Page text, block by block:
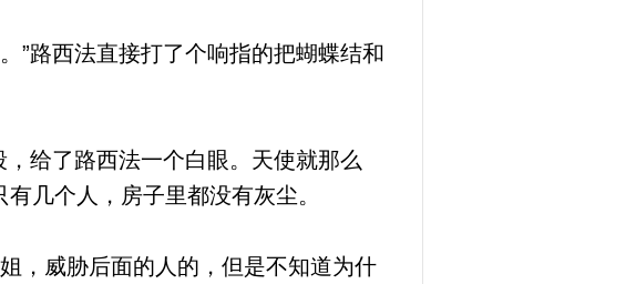
”路西法直接打了个响指的把蝴蝶结和
给了路西法一个白眼。天使就那么
几个人，房子里都没有灰尘。
，威胁后面的人的，但是不知道为什